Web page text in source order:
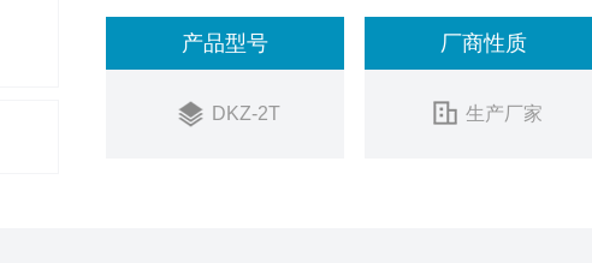
产品型号
DKZ-2T
厂商性质
生产厂家